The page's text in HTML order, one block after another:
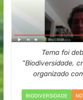
Tema foi
“Biodiversidade,
organizado
BIODIVERSIDADE